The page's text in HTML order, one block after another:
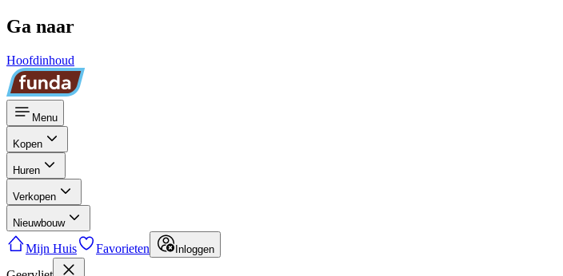
Ga naar
Hoofdinhoud
Menu
Kopen
Huren
Verkopen
Nieuwbouw
Mijn Huis Favorieten Inloggen